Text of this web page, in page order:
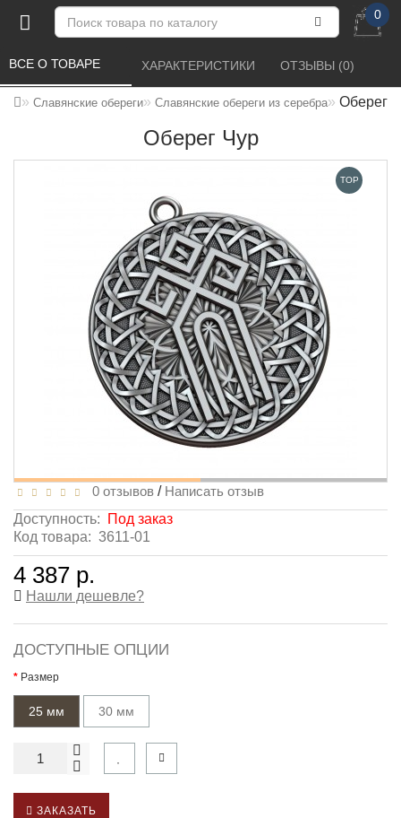
0
Славянские обереги Славянские обереги из серебра Оберег
Оберег Чур
ВСЕ О ТОВАРЕ ХАРАКТЕРИСТИКИ ОТЗЫВЫ (0)
TOP
0 отзывов / Написать отзыв
Доступность:
Под заказ
Код товара: 3611-01
4 387 р.
Нашли дешевле?
ДОСТУПНЫЕ ОПЦИИ
Размер
25 мм 30 мм
ЗАКАЗАТЬ